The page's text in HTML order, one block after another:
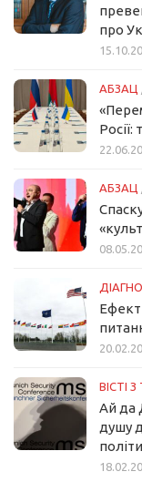
про
АБЗАЦ
Росії:
АБЗАЦ
Ефект
ВІСТІ
Ай да
душу